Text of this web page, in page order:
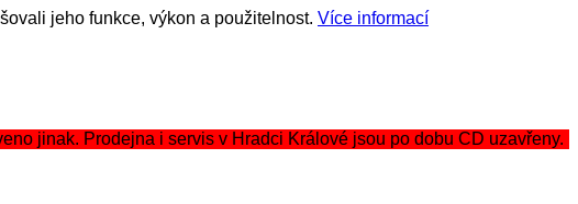
jeho funkce, výkon a použitelnost. Více informací
jinak. Prodejna i servis v Hradci Králové jsou po dobu CD uzavřeny.